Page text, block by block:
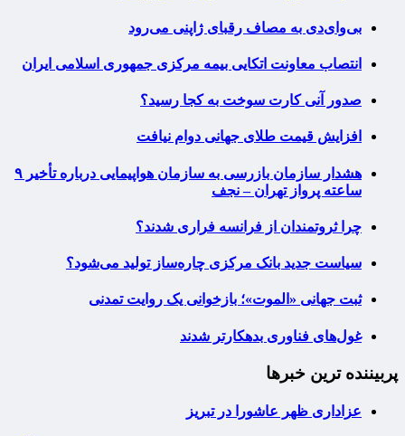
بی‌وای‌دی به مصاف رقبای ژاپنی می‌رود
انتصاب معاونت اتکایی بیمه مرکزی جمهوری اسلامی ایران
صدور آنی کارت سوخت به کجا رسید؟
افزایش قیمت طلای جهانی دوام نیافت
هشدار سازمان بازرسی به سازمان هواپیمایی درباره تأخیر ۹
ساعته پرواز تهران – نجف
چرا ثروتمندان از فرانسه فراری شدند؟
سیاست جدید بانک مرکزی چاره‌ساز تولید می‌شود؟
ثبت جهانی «الموت»؛ بازخوانی یک روایت تمدنی
غول‌های فناوری بدهکارتر شدند
پربیننده ترین خبرها
عزاداری ظهر عاشورا در تبریز